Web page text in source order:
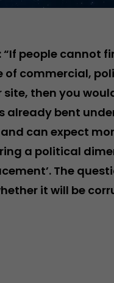
people cannot
of commercial,
then you
already bent
can expect
a political
The
it will be